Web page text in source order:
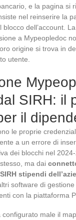
e la pagina si
nel reinserire la
dell’account.
a Mypeopledoc
origine si trova in
utente.
SIRH: il
il
le proprie
a un errore di
dei blocchi nel
ma dai
stipendi
software di
con la piattaforma
configurato male il